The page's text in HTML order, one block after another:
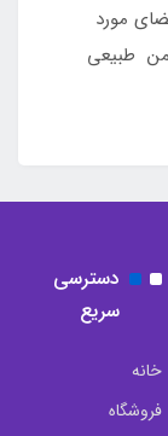
مورد
طبیعی
دسترسی
سریع
خانه
فروشگاه